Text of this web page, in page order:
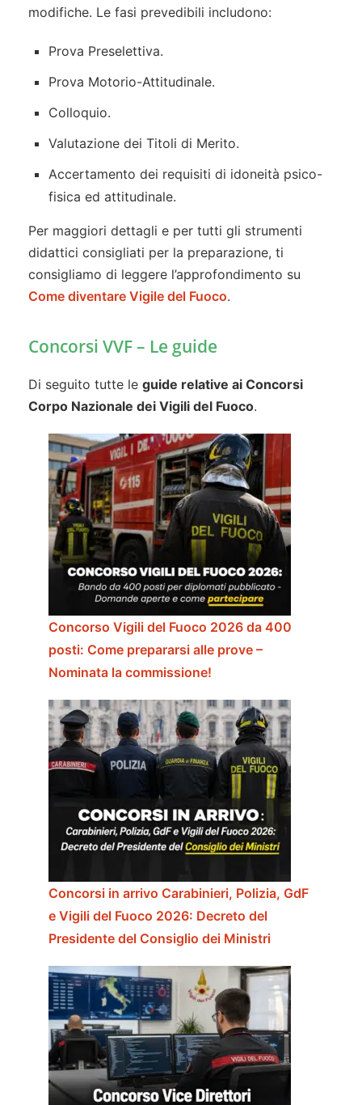
modifiche. Le fasi prevedibili includono:
Prova Preselettiva.
Prova Motorio-Attitudinale.
Colloquio.
Valutazione dei Titoli di Merito.
Accertamento dei requisiti di idoneità psico-
fisica ed attitudinale.
Per maggiori dettagli e per tutti gli strumenti
didattici consigliati per la preparazione, ti
consigliamo di leggere l’approfondimento su
Come diventare Vigile del Fuoco.
Concorsi VVF – Le guide
Di seguito tutte le guide relative ai Concorsi
Corpo Nazionale dei Vigili del Fuoco.
Concorso Vigili del Fuoco 2026 da 400
posti: Come prepararsi alle prove –
Nominata la commissione!
Concorsi in arrivo Carabinieri, Polizia, GdF
e Vigili del Fuoco 2026: Decreto del
Presidente del Consiglio dei Ministri